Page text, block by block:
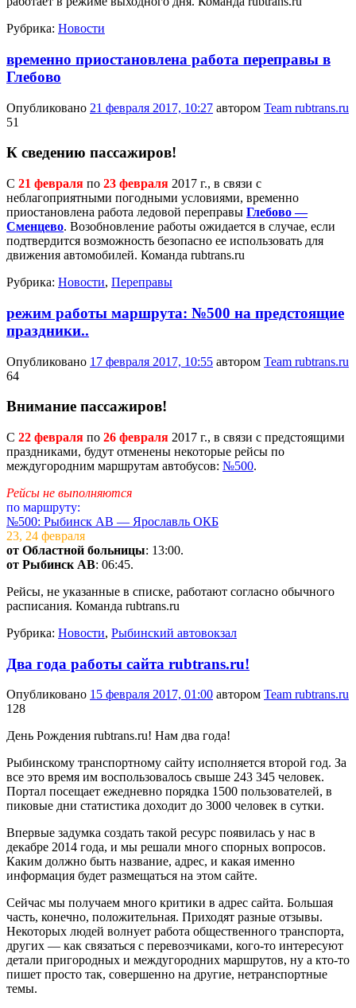
Рубрика: Новости
временно приостановлена работа переправы в
Глебово
Опубликовано 21 февраля 2017, 10:27 автором Team rubtrans.ru
51
К сведению пассажиров!
С 21 февраля по 23 февраля 2017 г., в связи с
неблагоприятными погодными условиями, временно
приостановлена работа ледовой переправы Глебово —
Сменцево. Возобновление работы ожидается в случае, если
подтвердится возможность безопасно ее использовать для
движения автомобилей. Команда rubtrans.ru
Рубрика: Новости, Переправы
режим работы маршрута: №500 на предстоящие
праздники..
Опубликовано 17 февраля 2017, 10:55 автором Team rubtrans.ru
64
Внимание пассажиров!
С 22 февраля по 26 февраля 2017 г., в связи с предстоящими
праздниками, будут отменены некоторые рейсы по
междугородним маршрутам автобусов: №500.
Рейсы не выполняются
по маршруту:
№500: Рыбинск АВ — Ярославль ОКБ
23, 24 февраля
от Областной больницы: 13:00.
от Рыбинск АВ: 06:45.
Рейсы, не указанные в списке, работают согласно обычного
расписания. Команда rubtrans.ru
Рубрика: Новости, Рыбинский автовокзал
Два года работы сайта rubtrans.ru!
Опубликовано 15 февраля 2017, 01:00 автором Team rubtrans.ru
128
День Рождения rubtrans.ru! Нам два года!
Рыбинскому транспортному сайту исполняется второй год. За
все это время им воспользовалось свыше 243 345 человек.
Портал посещает ежедневно порядка 1500 пользователей, в
пиковые дни статистика доходит до 3000 человек в сутки.
Впервые задумка создать такой ресурс появилась у нас в
декабре 2014 года, и мы решали много спорных вопросов.
Каким должно быть название, адрес, и какая именно
информация будет размещаться на этом сайте.
Сейчас мы получаем много критики в адрес сайта. Большая
часть, конечно, положительная. Приходят разные отзывы.
Некоторых людей волнует работа общественного транспорта,
других — как связаться с перевозчиками, кого-то интересуют
детали пригородных и междугородних маршрутов, ну а кто-то
пишет просто так, совершенно на другие, нетранспортные
темы.